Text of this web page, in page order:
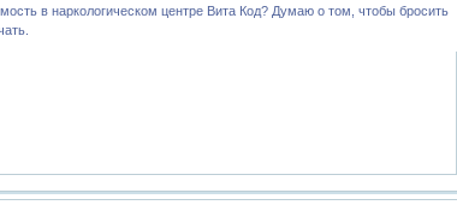
в наркологическом центре Вита Код? Думаю о том, чтобы бросить